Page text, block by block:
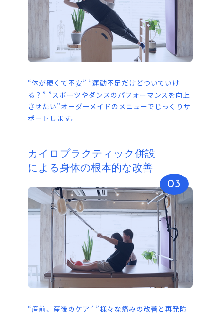
“体が硬くて不安” ”運動不足だけどついていけ
る？” ”スポーツやダンスのパフォーマンスを向上
させたい”オーダーメイドのメニューでじっくりサ
ポートします。
カイロプラクティック併設
による身体の根本的な改善
“産前、産後のケア” ”様々な痛みの改善と再発防